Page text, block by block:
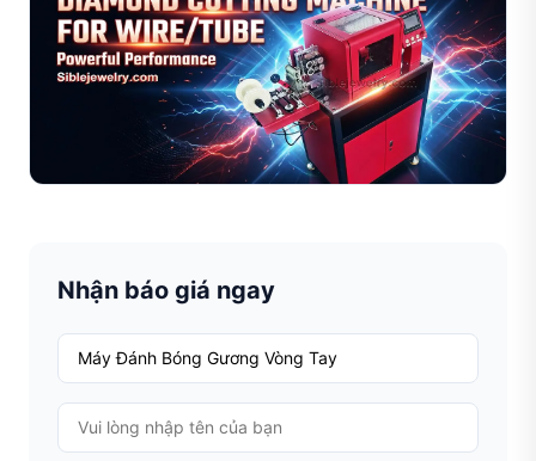
Máy Cắt Kim Cương Cho Dây Và Ống | Nhà Sản
Xuất Thiết Bị Cắt Dây Trang Sức
Máy cắt kim cương độ chính xác cao dùng để gia công
dây và ống trang sức. Thích hợp cho vàng, bạc và đồng.
Nâng cao hiệu quả, giảm chi phí. Yêu cầu báo giá ngay...
Đọc toàn bộ bài viết
Nhận báo giá ngay